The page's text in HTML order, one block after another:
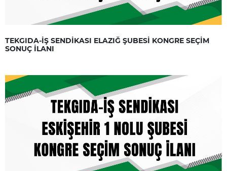
TEKGIDA-İŞ SENDİKASI ELAZIĞ ŞUBESİ KONGRE SEÇİM
SONUÇ İLANI